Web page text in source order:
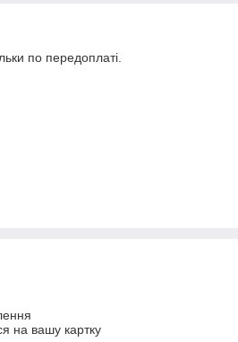
по передоплаті.
на вашу картку